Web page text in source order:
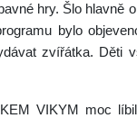
hry. Šlo hlavně
bylo
zvířátka. Děti
VIKYM moc